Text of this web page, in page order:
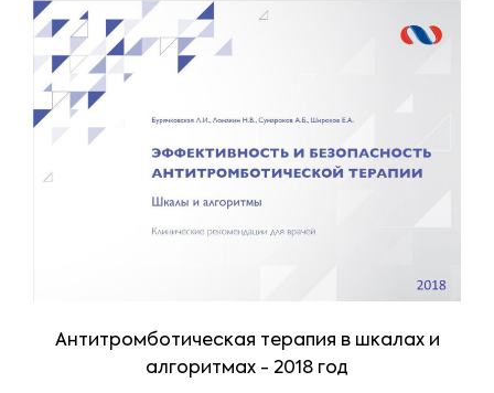
Антитромботическая терапия в шкалах и
алгоритмах - 2018 год